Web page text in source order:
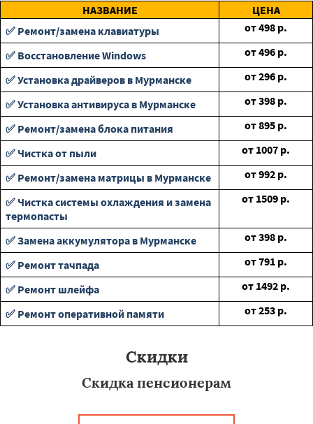
НАЗВАНИЕ
ЦЕНА
✅ Ремонт/замена клавиатуры
от498 р.
✅ Восстановление Windows
от496 р.
✅ Установка драйверов в Мурманске
от296 р.
✅ Установка антивируса в Мурманске
от398 р.
✅ Ремонт/замена блока питания
от895 р.
✅ Чистка от пыли
от 1007 р.
✅ Ремонт/замена матрицы в Мурманске
от992 р.
✅ Чистка системы охлаждения и замена
термопасты
от 1509 р.
✅ Замена аккумулятора в Мурманске от398 р.
✅ Ремонт тачпада
от791 р.
✅ Ремонт шлейфа
от 1492 р.
✅ Ремонт оперативной памяти
от253 р.
Скидки
Скидка пенсионерам